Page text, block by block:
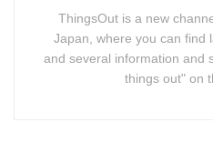
ThingsOut is a new
Japan, where you can find
and several information and
things out" on